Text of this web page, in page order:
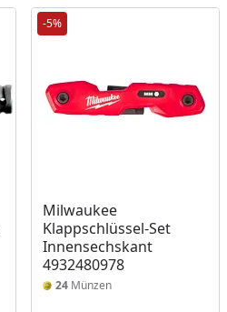
-5%
Milwaukee
Klappschlüssel-Set
Innensechskant
4932480978
24Münzen